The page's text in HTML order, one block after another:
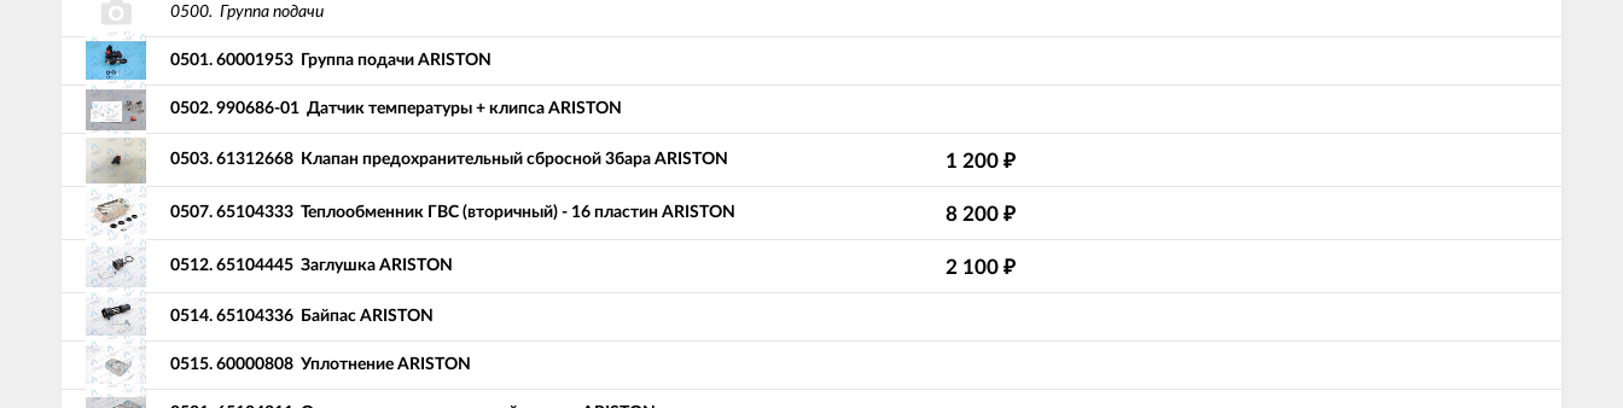
0500. Группа подачи
0501. 60001953 Группа подачи ARISTON
0502. 990686-01 Датчик температуры + клипса ARISTON
0503. 61312668 Клапан предохранительный сбросной 3бара ARISTON 1 200 ₽
0507. 65104333 Теплообменник ГВС (вторичный) - 16 пластин ARISTON 8 200 ₽
0512. 65104445 Заглушка ARISTON 2 100 ₽
0514. 65104336 Байпас ARISTON
0515. 60000808 Уплотнение ARISTON